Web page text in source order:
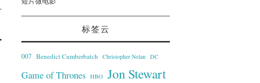
标签云
007 Benedict Cumberbatch Christopher Nolan DC
Game of Thrones HBO Jon Stewart